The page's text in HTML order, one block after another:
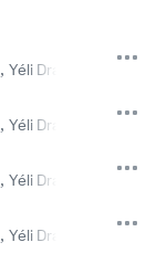
, Yéli Dramé
, Yéli Dramé
, Yéli Dramé
, Yéli Dramé